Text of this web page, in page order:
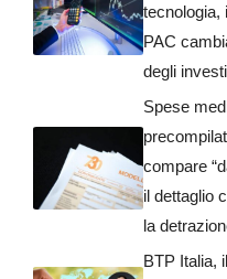
tecnologia,
PAC
degli
Spese
compare
il dettaglio
la
BTP Italia,